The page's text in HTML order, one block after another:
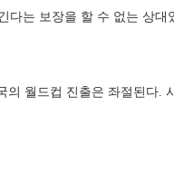
다는 보장을 할 수 없는 상대
월드컵 진출은 좌절된다.